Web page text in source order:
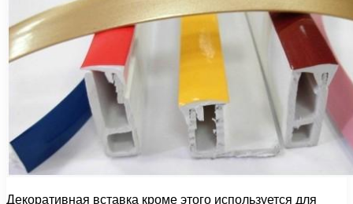
Декоративная вставка кроме этого используется для